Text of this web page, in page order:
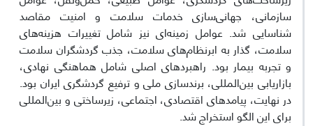
سازمانی، جهانی‌سازی خدمات سلامت و امنیت مقاصد
شناسایی شد. عوامل زمینه‌ای نیز شامل تغییرات هزینه‌های
سلامت، گذار به ابرنظام‌های سلامت، جذب گردشگران سلامت
و تجربه بیمار بود. راهبردهای اصلی شامل هماهنگی نهادی،
بازاریابی بین‌المللی، برندسازی ملی و ترفیع گردشگری ایران بود.
در نهایت، پیامدهای اقتصادی، اجتماعی، زیرساختی و بین‌المللی
برای این الگو استخراج شد.